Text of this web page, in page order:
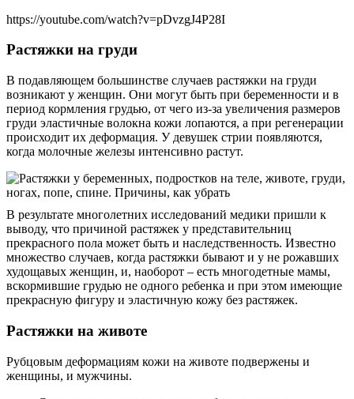
https://youtube.com/watch?v=pDvzgJ4P28I
Растяжки на груди
В подавляющем большинстве случаев растяжки на груди
возникают у женщин. Они могут быть при беременности и в
период кормления грудью, от чего из-за увеличения размеров
груди эластичные волокна кожи лопаются, а при регенерации
происходит их деформация. У девушек стрии появляются,
когда молочные железы интенсивно растут.
В результате многолетних исследований медики пришли к
выводу, что причиной растяжек у представительниц
прекрасного пола может быть и наследственность. Известно
множество случаев, когда растяжки бывают и у не рожавших
худощавых женщин, и, наоборот – есть многодетные мамы,
вскормившие грудью не одного ребенка и при этом имеющие
прекрасную фигуру и эластичную кожу без растяжек.
Растяжки на животе
Рубцовым деформациям кожи на животе подвержены и
женщины, и мужчины.